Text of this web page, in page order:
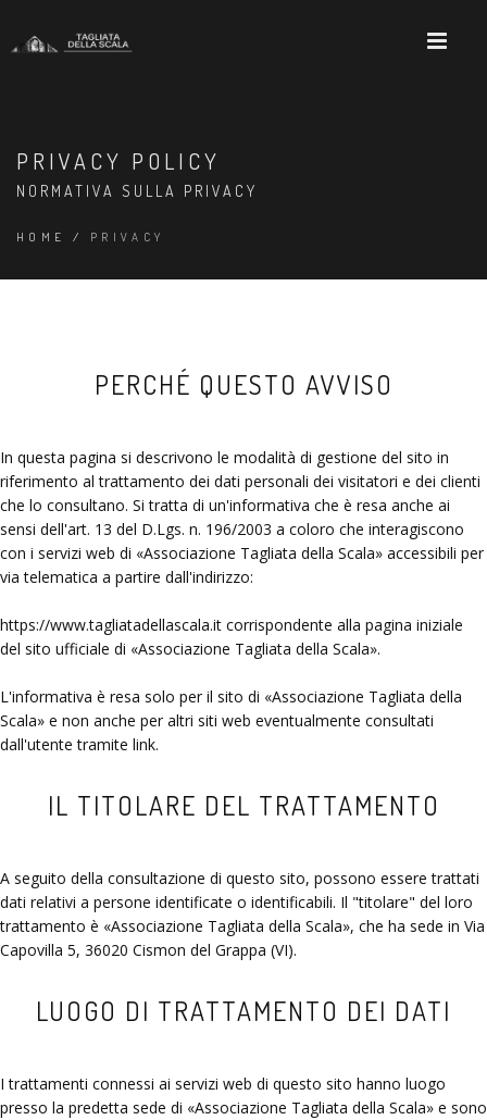
PRIVACY POLICY
NORMATIVA SULLA PRIVACY
HOME / PRIVACY
PERCHÉ QUESTO AVVISO
In questa pagina si descrivono le modalità di gestione del sito in
riferimento al trattamento dei dati personali dei visitatori e dei clienti
che lo consultano. Si tratta di un'informativa che è resa anche ai
sensi dell'art. 13 del D.Lgs. n. 196/2003 a coloro che interagiscono
con i servizi web di
Associazione Tagliata della Scala
accessibili per
via telematica a partire dall'indirizzo:
https://www.tagliatadellascala.it corrispondente alla pagina iniziale
del sito ufficiale di
Associazione Tagliata della Scala .
L'informativa è resa solo per il sito di
Associazione Tagliata della
Scala
e non anche per altri siti web eventualmente consultati
dall'utente tramite link.
IL TITOLARE DEL TRATTAMENTO
A seguito della consultazione di questo sito, possono essere trattati
dati relativi a persone identificate o identificabili. Il "titolare" del loro
trattamento è
Associazione Tagliata della Scala , che ha sede in Via
Capovilla 5, 36020 Cismon del Grappa (VI).
LUOGO DI TRATTAMENTO DEI DATI
I trattamenti connessi ai servizi web di questo sito hanno luogo
presso la predetta sede di
Associazione Tagliata della Scala
e sono